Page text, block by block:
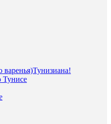
варенья)Тунизиана!
Тунисе